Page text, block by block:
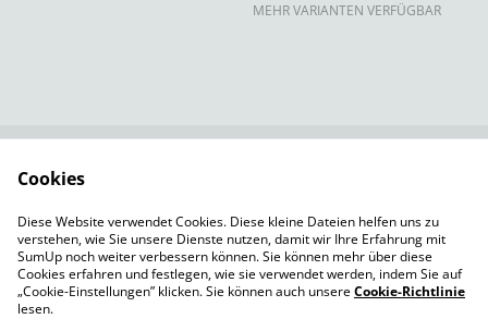
MEHR VARIANTEN VERFÜGBAR
Cookie-Richtlinie
Versandbedingungen
Impressum
Cookies
Diese Website verwendet Cookies. Diese kleine Dateien helfen uns zu
verstehen, wie Sie unsere Dienste nutzen, damit wir Ihre Erfahrung mit
SumUp noch weiter verbessern können. Sie können mehr über diese
Cookies erfahren und festlegen, wie sie verwendet werden, indem Sie auf
„Cookie-Einstellungen” klicken. Sie können auch unsereCookie-Richtlinie
lesen.